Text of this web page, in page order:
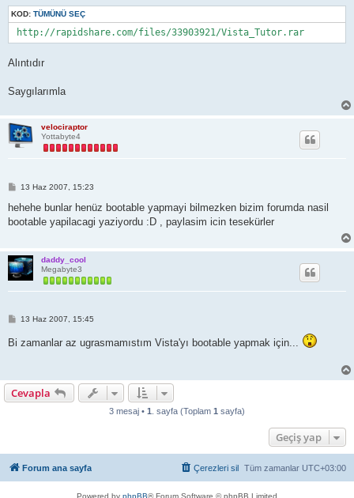
KOD: TÜMÜNÜ SEÇ
http://rapidshare.com/files/33903921/Vista_Tutor.rar
Alıntıdır
Saygılarımla
velociraptor
Yottabyte4
M
s
j
13 Haz 2007, 15:23
hehehe bunlar henüz bootable yapmayi bilmezken bizim forumda nasil
bootable yapilacagi yaziyordu :D , paylasim icin tesekürler
daddy_cool
Megabyte3
M
a
13 Haz 2007, 15:45
Bi zamanlar az ugrasmamıstım Vista'yı bootable yapmak için...
Cevapla
3 mesaj • 1 . sayfa (Toplam 1 sayfa)
Geçiş yap
Forum ana sayfa Tüm zamanlar UTC+03:00
Çerezleri sil
Powered by phpBB® Forum Software © phpBB Limited